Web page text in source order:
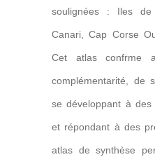
soulignées : Iles de
Canari, Cap Corse
Cet atlas confrme
complémentarité, de
se développant à des
et répondant à des
atlas de synthèse